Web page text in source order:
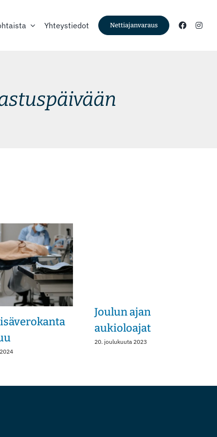
Yhteystiedot Nettiajanvaraus
Joulun ajan
aukioloajat
20. joulukuuta 2023